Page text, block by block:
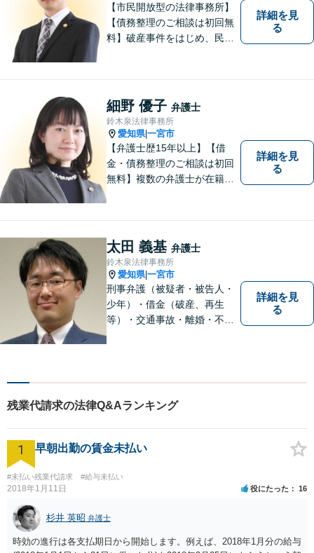
【市民開放型の法律事務所】
【債務整理のご相談は初回無
料】破産事件をはじめ、民事
相談してもいいのか分からな
い」という方も、まずはお気
軽にご相談ください。
詳細を見
る
細野 優子 弁護士
鈴木泉法律事務所
愛知県|一宮市
【弁護士歴15年以上】【借
金・債務整理のご相談は初回
無料】複数の弁護士が在籍し
を丁寧にヒアリングし、寄り
添うことを大切にしておりま
す。お気軽にご相談ください
【分割払い可】【完全個室】
詳細を見
る
太田 義基 弁護士
鈴木泉法律事務所
愛知県|一宮市
刑事弁護（被疑者・被告人・
少年）・借金（破産、再生
等）・交通事故・離婚・不貞
ラブル（相続、遺言等）・犯
ております
詳細を見
る
残業代請求の法律Q&Aランキング
1 早朝出勤の賃金未払い
#未払い残業代請求 #給与未払い
2018年1月11日 役にたった 16
杉井 英昭 弁護士
時効の進行は各支払期日から開始します。例えば、2018年1月分の給与